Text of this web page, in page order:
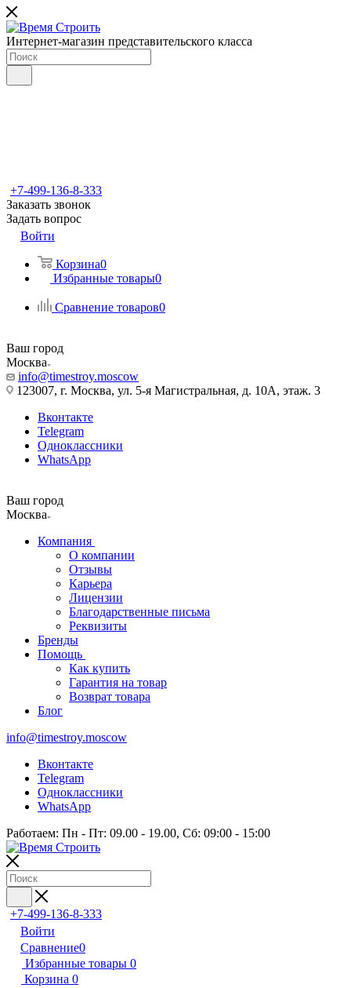
Интернет-магазин представительского класса
+7-499-136-8-333
Заказать звонок
Задать вопрос
Войти
Корзина0
Избранные товары0
Сравнение товаров0
Ваш город
Москва
info@timestroy.moscow
123007, г. Москва, ул. 5-я Магистральная, д. 10А, этаж. 3
Вконтакте
Telegram
Одноклассники
WhatsApp
Ваш город
Москва
Компания
О компании
Отзывы
Карьера
Лицензии
Благодарственные письма
Реквизиты
Бренды
Помощь
Как купить
Гарантия на товар
Возврат товара
Блог
info@timestroy.moscow
Вконтакте
Telegram
Одноклассники
WhatsApp
Работаем: Пн - Пт: 09.00 - 19.00, Сб: 09:00 - 15:00
+7-499-136-8-333
Войти
Сравнение0
Избранные товары 0
Корзина 0